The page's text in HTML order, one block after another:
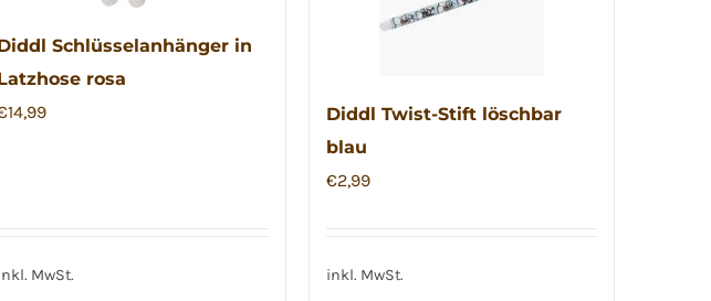
Schlüsselanhänger in
rosa
14,99
MwSt.
Diddl Twist-Stift löschbar
blau
€2,99
inkl. MwSt.